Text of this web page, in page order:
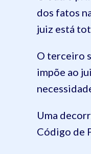
dos fatos
juiz está
O terceiro
impõe ao
Uma
Código de